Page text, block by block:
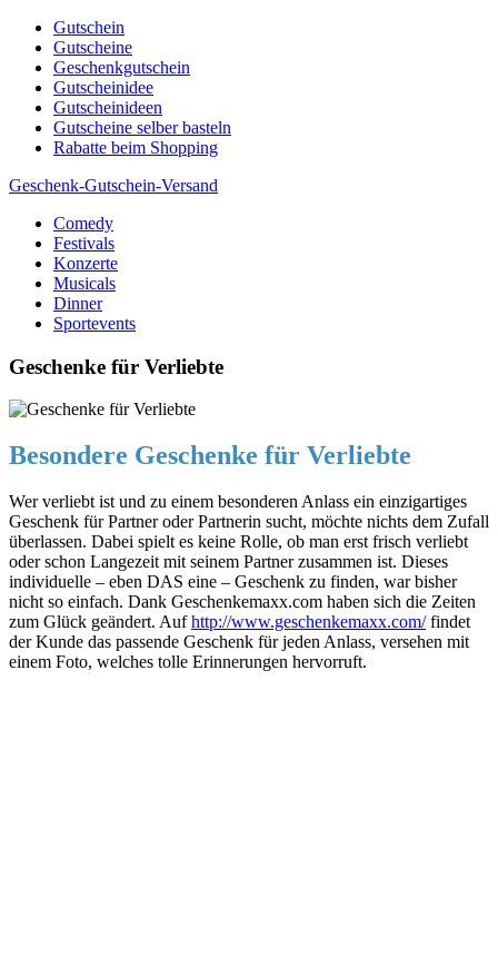
Skip
content
Gutschein
Gutscheine
Geschenkgutschein
Gutscheinidee
Gutscheinideen
Gutscheine selber basteln
Rabatte beim Shopping
Geschenk-Gutschein-Versand
Gutscheine, Gutscheinsprüche und Geschenkideen
Comedy
Festivals
Konzerte
Musicals
Dinner
Sportevents
Geschenke für Verliebte
Besondere Geschenke für Verliebte
Wer verliebt ist und zu einem besonderen Anlass ein einzigartiges
Geschenk für Partner oder Partnerin sucht, möchte nichts dem Zufall
überlassen. Dabei spielt es keine Rolle, ob man erst frisch verliebt
oder schon Langezeit mit seinem Partner zusammen ist. Dieses
individuelle – eben DAS eine – Geschenk zu finden, war bisher
nicht so einfach. Dank Geschenkemaxx.com haben sich die Zeiten
zum Glück geändert. Aufhttp://www.geschenkemaxx.com/findet
der Kunde das passende Geschenk für jeden Anlass, versehen mit
einem Foto, welches tolle Erinnerungen hervorruft.